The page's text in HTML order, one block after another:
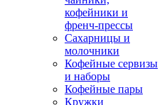
кофейники и
френч-прессы
Сахарницы и
молочники
Кофейные сервизы
и наборы
Кофейные пары
Кружки